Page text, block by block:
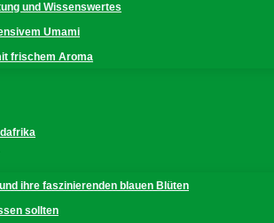
und Wissenswertes
Umami
frischem Aroma
ihre faszinierenden blauen Blüten
sollten